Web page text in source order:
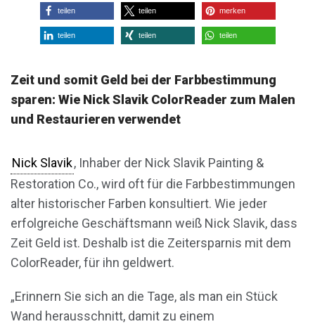
teilen teilen merken
teilen teilen teilen
Zeit und somit Geld bei der Farbbestimmung
sparen: Wie Nick Slavik ColorReader zum Malen
und Restaurieren verwendet
Nick Slavik, Inhaber der Nick Slavik Painting &
Restoration Co., wird oft für die Farbbestimmungen
alter historischer Farben konsultiert. Wie jeder
erfolgreiche Geschäftsmann weiß Nick Slavik, dass
Zeit Geld ist. Deshalb ist die Zeitersparnis mit dem
ColorReader, für ihn geldwert.
„Erinnern Sie sich an die Tage, als man ein Stück
Wand herausschnitt, damit zu einem